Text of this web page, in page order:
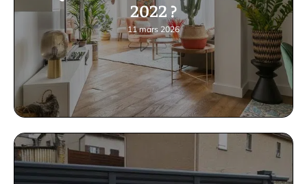
2022 ?
11 mars 2026